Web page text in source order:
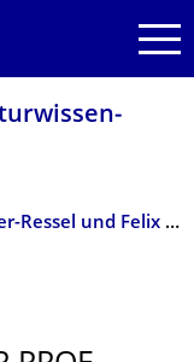
Best Paper Award für Prof. Martin Keller-Ressel und Felix Sachse